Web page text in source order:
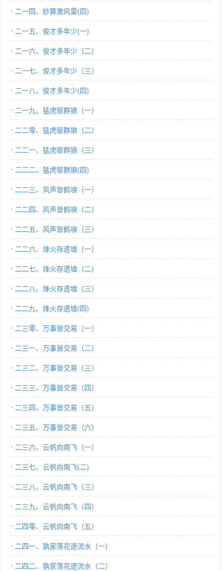
二一四、妙算激风雷(四)
二一五、俊才多年少(一)
二一六、俊才多年少（二）
二一七、俊才多年少（三）
二一八、俊才多年少(四)
二一九、猛虎驱群狼（一）
二二零、猛虎驱群狼（二）
二二一、猛虎驱群狼（三）
二二二、猛虎驱群狼(四)
二二三、风声皆鹤唳（一）
二二四、风声皆鹤唳（二）
二二五、风声皆鹤唳（三）
二二六、烽火存遗墟（一）
二二七、烽火存遗墟（二）
二二八、烽火存遗墟（三）
二二九、烽火存遗墟(四)
二三零、万事皆交易（一）
二三一、万事皆交易（二）
二三二、万事皆交易（三）
二三三、万事皆交易（四）
二三四、万事皆交易（五）
二三五、万事皆交易（六）
二三六、云帆向南飞（一）
二三七、云帆向南飞(二)
二三八、云帆向南飞（三）
二三九、云帆向南飞（四）
二四零、云帆向南飞（五）
二四一、孰家落花逐流水（一）
二四二、孰家落花逐流水（二）